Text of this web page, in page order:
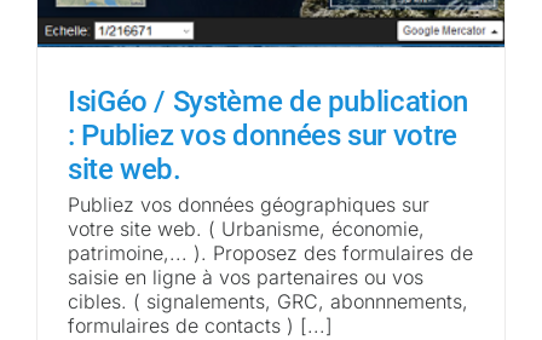
IsiGéo / Système de publication
: Publiez vos données sur votre
site web.
Publiez vos données géographiques sur
votre site web. ( Urbanisme, économie,
patrimoine,... ). Proposez des formulaires de
saisie en ligne à vos partenaires ou vos
cibles. ( signalements, GRC, abonnnements,
formulaires de contacts ) [...]